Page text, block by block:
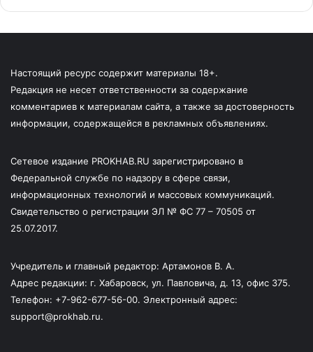
Настоящий ресурс содержит материалы 18+.
Редакция не несет ответственности за содержание
комментариев к материалам сайта, а также за достоверность
информации, содержащейся в рекламных объявлениях.
Сетевое издание PROKHAB.RU зарегистрировано в
Федеральной службе по надзору в сфере связи,
информационных технологий и массовых коммуникаций.
Свидетельство о регистрации ЭЛ № ФС 77 – 70505 от
25.07.2017.
Учредитель и главный редактор: Артамонов В. А.
Адрес редакции: г. Хабаровск, ул. Павловича, д. 13, офис 375.
Телефон: +7-962-677-56-00. Электронный адрес:
support@prokhab.ru.